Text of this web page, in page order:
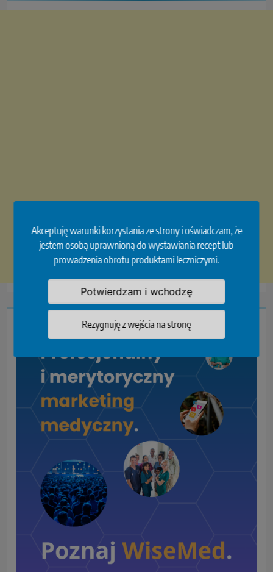
Akceptuję warunki korzystania ze strony i oświadczam, że
jestem osobą uprawnioną do wystawiania recept lub
prowadzenia obrotu produktami leczniczymi.
Potwierdzam i wchodzę
Rezygnuję z wejścia na stronę